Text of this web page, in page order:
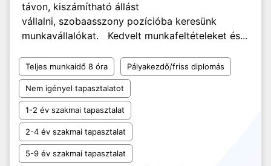
távon, kiszámítható állást
vállalni, szobaasszony pozícióba keresünk
munkavállalókat. Kedvelt munkafeltételeket és...
Teljes munkaidő 8 óra Pályakezdő/friss diplomás
Nem igényel tapasztalatot
1-2 év szakmai tapasztalat
2-4 év szakmai tapasztalat
5-9 év szakmai tapasztalat